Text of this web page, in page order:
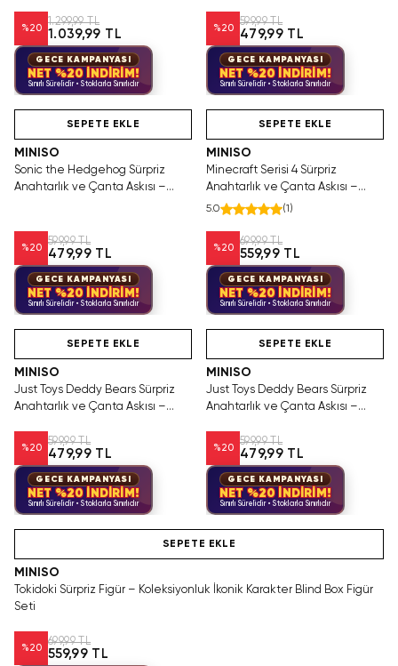
%20
1.299,99 TL
1.039,99 TL
GECE KAMPANYASI
NET %20 İNDİRİM!
Sınırlı Sürelidir • Stoklarla Sınırlıdır
%20
599,99 TL
479,99 TL
GECE KAMPANYASI
NET %20 İNDİRİM!
Sınırlı Sürelidir • Stoklarla Sınırlıdır
SEPETE EKLE
MINISO
Sonic the Hedgehog Sürpriz
Anahtarlık ve Çanta Askısı –
%20
599,99 TL
479,99 TL
GECE KAMPANYASI
NET %20 İNDİRİM!
Sınırlı Sürelidir • Stoklarla Sınırlıdır
SEPETE EKLE
MINISO
Minecraft Serisi 4 Sürpriz
Anahtarlık ve Çanta Askısı –
Koleksiyonluk Blind Box Mini Figür
5.0 (1 )
%20
699,99 TL
559,99 TL
GECE KAMPANYASI
NET %20 İNDİRİM!
Sınırlı Sürelidir • Stoklarla Sınırlıdır
SEPETE EKLE
MINISO
Just Toys Deddy Bears Sürpriz
Anahtarlık ve Çanta Askısı –
%20
599,99 TL
479,99 TL
GECE KAMPANYASI
NET %20 İNDİRİM!
Sınırlı Sürelidir • Stoklarla Sınırlıdır
SEPETE EKLE
MINISO
Just Toys Deddy Bears Sürpriz
Anahtarlık ve Çanta Askısı –
%20
599,99 TL
479,99 TL
GECE KAMPANYASI
NET %20 İNDİRİM!
Sınırlı Sürelidir • Stoklarla Sınırlıdır
SEPETE EKLE
MINISO
Tokidoki Sürpriz Figür – Koleksiyonluk İkonik Karakter Blind Box Figür
Seti
%20
699,99 TL
559,99 TL